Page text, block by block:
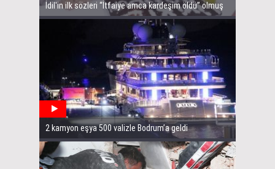
İdil'in ilk sözleri “İtfaiye amca kardeşim öldü” olmuş
2 kamyon eşya 500 valizle Bodrum’a geldi